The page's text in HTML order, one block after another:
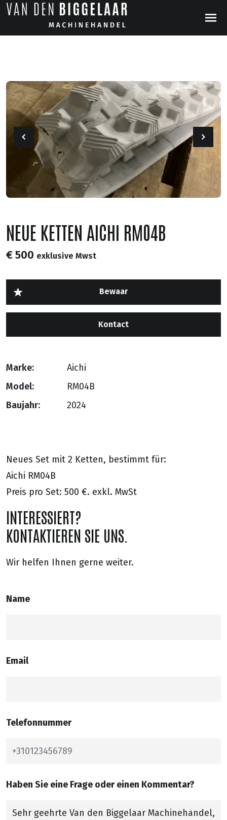
NEUE KETTEN AICHI RM04B
€ 500 exklusive Mwst
Kontact
Marke:
Aichi
Model:
RM04B
Baujahr:
2024
Neues Set mit 2 Ketten, bestimmt für:
Aichi RM04B
Preis pro Set: 500 €. exkl. MwSt
INTERESSIERT?
KONTAKTIEREN SIE UNS.
Wir helfen Ihnen gerne weiter.
Name
Email
Telefonnummer
Haben Sie eine Frage oder einen Kommentar?